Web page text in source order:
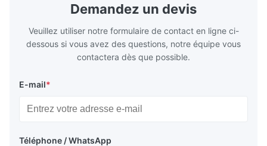
Demandez un devis
Veuillez utiliser notre formulaire de contact en ligne ci-
dessous si vous avez des questions, notre équipe vous
contactera dès que possible.
E-mail*
Téléphone / WhatsApp